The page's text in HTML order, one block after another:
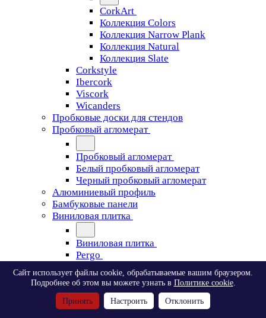
CorkArt
Коллекция Colors
Коллекция Narrow Plank
Коллекция Natural
Коллекция Slate
Corkstyle
Ibercork
Viscork
Wicanders
Пробковые доски для стендов
Пробковый агломерат
Пробковый агломерат
Белый пробковый агломерат
Черный пробковый агломерат
Алюминиевый профиль
Бамбуковые панели
Виниловая плитка
Виниловая плитка
Pergo
Pergo
Classic Plank Optimum Glue
Modern Plank Optimum Glue
Сайт использует файлы cookie, обрабатываемые вашим браузером.
Подробнее об этом вы можете узнать в Политике cookie.
Принять Настроить Отклонить